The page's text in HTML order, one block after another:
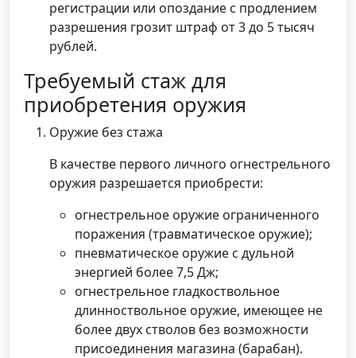
регистрации или опоздание с продлением
разрешения грозит штраф от 3 до 5 тысяч
рублей.
Требуемый стаж для
приобретения оружия
Оружие без стажа
В качестве первого личного огнестрельного
оружия разрешается приобрести:
огнестрельное оружие ограниченного
поражения (травматическое оружие);
пневматическое оружие с дульной
энергией более 7,5 Дж;
огнестрельное гладкоствольное
длинноствольное оружие, имеющее не
более двух стволов без возможности
присоединения магазина (барабан).